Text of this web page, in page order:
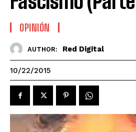
OPINIÓN
AUTHOR: Red Digital
10/22/2015